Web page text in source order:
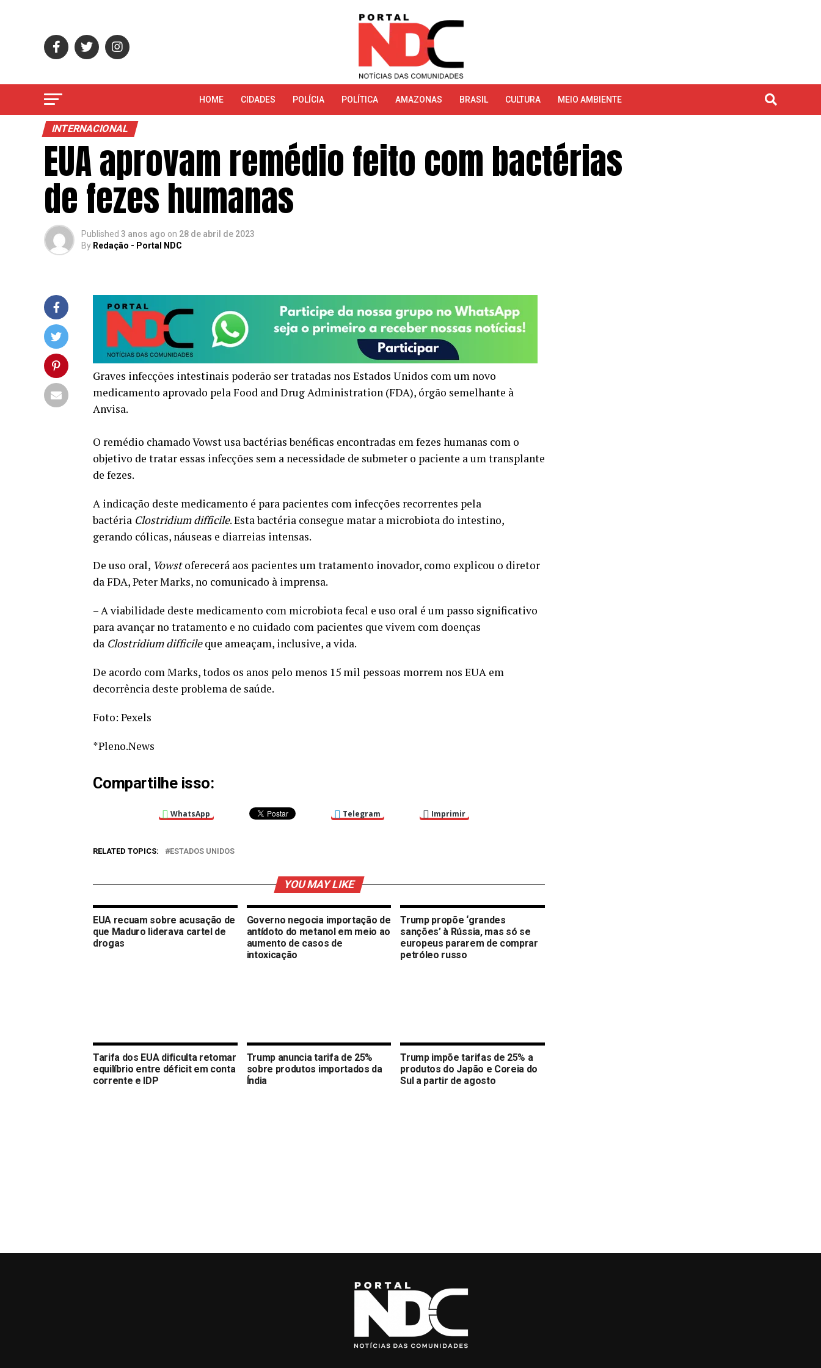
HOME CIDADES POLÍCIA POLÍTICA AMAZONAS BRASIL CULTURA MEIO AMBIENTE
INTERNACIONAL
EUA aprovam remédio feito com bactérias
de fezes humanas
Published 3 anos ago on 28 de abril de 2023
By Redação - Portal NDC
Graves infecções intestinais poderão ser tratadas nos Estados Unidos com um novo
medicamento aprovado pela Food and Drug Administration (FDA), órgão semelhante à
Anvisa.
O remédio chamado Vowst usa bactérias benéficas encontradas em fezes humanas com o
objetivo de tratar essas infecções sem a necessidade de submeter o paciente a um transplante
de fezes.
A indicação deste medicamento é para pacientes com infecções recorrentes pela
bactéria Clostridium difficile. Esta bactéria consegue matar a microbiota do intestino,
gerando cólicas, náuseas e diarreias intensas.
De uso oral, Vowstoferecerá aos pacientes um tratamento inovador, como explicou o diretor
da FDA, Peter Marks, no comunicado à imprensa.
– A viabilidade deste medicamento com microbiota fecal e uso oral é um passo significativo
para avançar no tratamento e no cuidado com pacientes que vivem com doenças
da Clostridium difficileque ameaçam, inclusive, a vida.
De acordo com Marks, todos os anos pelo menos 15 mil pessoas morrem nos EUA em
decorrência deste problema de saúde.
Foto: Pexels
*Pleno.News
Compartilhe isso:
WhatsApp Telegram Imprimir
RELATED TOPICS: ESTADOS UNIDOS
YOU MAY LIKE
EUA recuam sobre acusação de
que Maduro liderava cartel de
drogas
Governo negocia importação de
antídoto do metanol em meio ao
aumento de casos de
intoxicação
Trump propõe ‘grandes
sanções’ à Rússia, mas só se
europeus pararem de comprar
petróleo russo
Tarifa dos EUA dificulta retomar
equilíbrio entre déficit em conta
corrente e IDP
Trump anuncia tarifa de 25%
sobre produtos importados da
Índia
Trump impõe tarifas de 25% a
produtos do Japão e Coreia do
Sul a partir de agosto